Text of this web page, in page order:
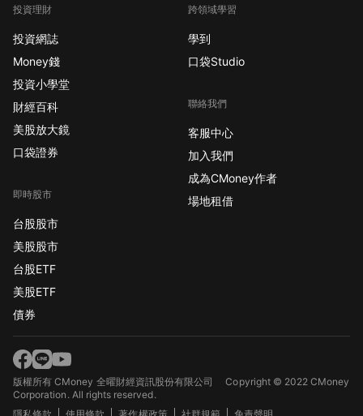
7%至8%後出現波動，
通膨預期路徑仍不明
確。市場開始重新評估
聯準會在秋季是否有可
能恢復升息，或至少進
一步延後降息時間表。
10年期公債殖利率今日
微降4個基點至4.65%，
整信心有限，但長端利
率仍在高位維持壓力。
本次會議後的記者會措
辭將是最關鍵的訊號來
源。 📌 即便本次按兵
不動，鮑威爾若在記者
會中強調通膨風險仍
存、且未明確釋放降息
時程，市場可能解讀為
偏鷹，科技股估值將面
臨再壓測。 ▲ 多頭觸
發：鮑威爾明確暗示年
投資理財
投資網誌
Money錢
投資小學堂
財經百科
美股放大鏡
口袋證券
即時股市
台股股市
美股股市
台股ETF
美股ETF
債券
跨領域學習
學到
口袋Studio
聯絡我們
客服中心
加入我們
成為CMoney作者
場地租借
版權所有 CMoney 全曜財經資訊股份有限公司Copyright © 2022 CMoney
Corporation. All rights reserved.